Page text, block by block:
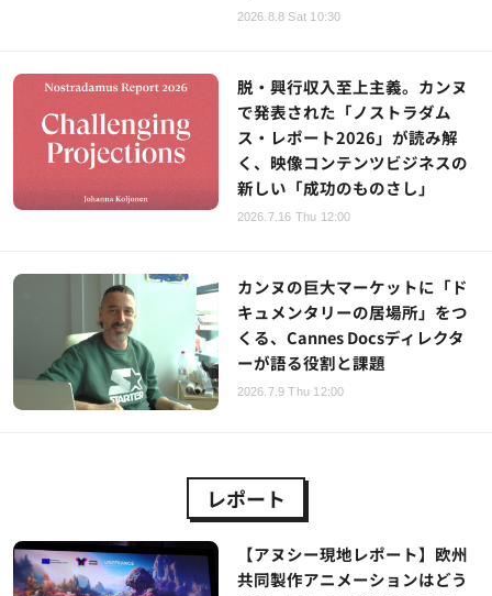
2026.8.8 Sat 10:30
脱・興行収入至上主義。カンヌ
で発表された「ノストラダム
ス・レポート2026」が読み解
く、映像コンテンツビジネスの
新しい「成功のものさし」
2026.7.16 Thu 12:00
カンヌの巨大マーケットに「ド
キュメンタリーの居場所」をつ
くる、Cannes Docsディレクタ
ーが語る役割と課題
2026.7.9 Thu 12:00
レポート
【アヌシー現地レポート】欧州
共同製作アニメーションはどう